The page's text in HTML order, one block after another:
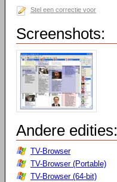
Stel een correctie voor
Screenshots:
Andere edities:
TV-Browser
TV-Browser (Portable)
TV-Browser (64-bit)